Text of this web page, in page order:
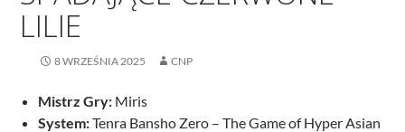
LILIE
8 WRZEŚNIA 2025 CNP
Mistrz Gry: Miris
System:Tenra Bansho Zero – The Game of Hyper Asian